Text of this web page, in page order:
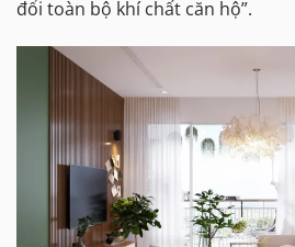
đổi toàn bộ khí chất căn hộ”.